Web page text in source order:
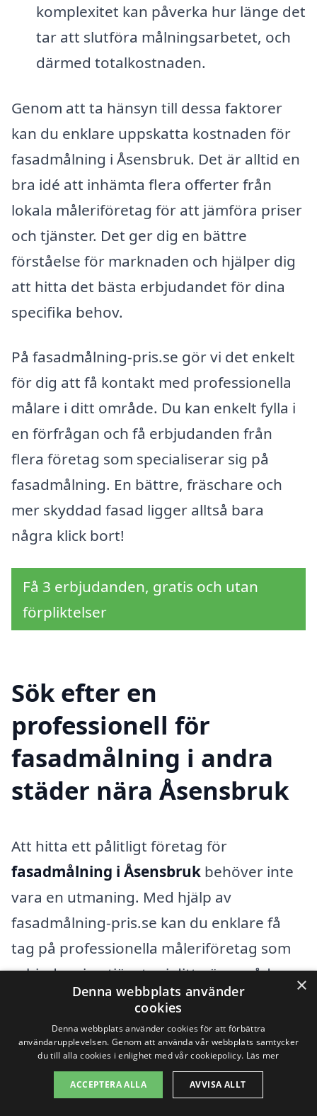
komplexitet kan påverka hur länge det
tar att slutföra målningsarbetet, och
därmed totalkostnaden.
Genom att ta hänsyn till dessa faktorer
kan du enklare uppskatta kostnaden för
fasadmålning i Åsensbruk. Det är alltid en
bra idé att inhämta flera offerter från
lokala måleriföretag för att jämföra priser
och tjänster. Det ger dig en bättre
förståelse för marknaden och hjälper dig
att hitta det bästa erbjudandet för dina
specifika behov.
På fasadmålning-pris.se gör vi det enkelt
för dig att få kontakt med professionella
målare i ditt område. Du kan enkelt fylla i
en förfrågan och få erbjudanden från
flera företag som specialiserar sig på
fasadmålning. En bättre, fräschare och
mer skyddad fasad ligger alltså bara
några klick bort!
Få 3 erbjudanden, gratis och utan
förpliktelser
Sök efter en
professionell för
fasadmålning i andra
städer nära Åsensbruk
Att hitta ett pålitligt företag för
fasadmålning i Åsensbruk behöver inte
vara en utmaning. Med hjälp av
fasadmålning-pris.se kan du enklare få
tag på professionella måleriföretag som
erbjuder sina tjänster i ditt närområde.
Plattformen gör det möjligt för dig att
samla in flera offerter, vilket hjälper dig
att ta ett informerat beslut baserat på
både pris och kvalitet.
×
Denna webbplats använder
cookies
Denna webbplats använder cookies för att förbättra
användarupplevelsen. Genom att använda vår webbplats samtycker
du till alla cookies i enlighet med vår cookiepolicy. Läs mer
ACCEPTERA ALLA AVVISA ALLT